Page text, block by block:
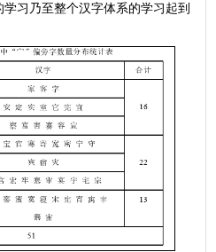
习乃至整个汉字体系的学习起到